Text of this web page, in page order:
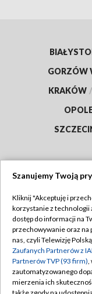
GORZÓW
KRAKÓW /
Abonament TVP
Emisja w TVP
Centrum
Naziemna
Szanujemy Twoją
Kliknij "Akceptuję i
korzystanie z technologii
dostęp do informacji na
przechowywanie oraz na
nas, czyli Telewizję
Zaufanych Partnerów z
Partnerów TVP (93 firm),
zautomatyzowanego
mierzenia ich